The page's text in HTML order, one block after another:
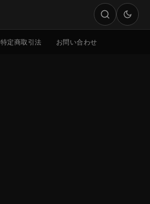
特定商取引法 お問い合わせ